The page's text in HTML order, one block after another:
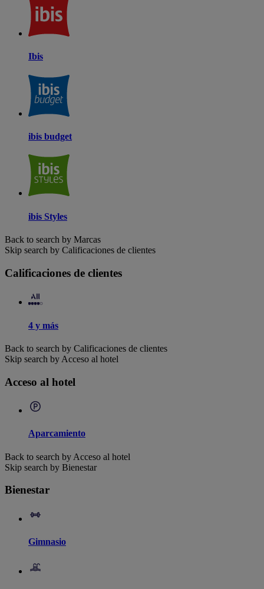
Ibis
ibis budget
ibis Styles
Back to search by Marcas
Skip search by Calificaciones de clientes
Calificaciones de clientes
4 y más
Back to search by Calificaciones de clientes
Skip search by Acceso al hotel
Acceso al hotel
Aparcamiento
Back to search by Acceso al hotel
Skip search by Bienestar
Bienestar
Gimnasio